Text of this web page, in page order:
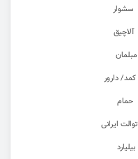
سشوار
آلاچیق
مبلمان
کمد/ دارور
حمام
توالت ایرانی
بیلیارد